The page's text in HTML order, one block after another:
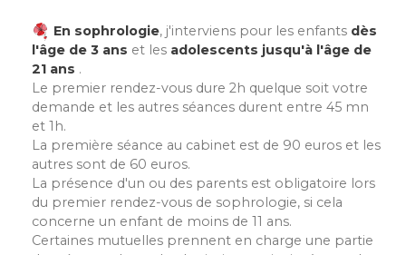
En sophrologie, j'interviens pour les enfants dès
l'âge de 3 ans et les adolescents jusqu'à l'âge de
21 ans .
Le premier rendez-vous dure 2h quelque soit votre
demande et les autres séances durent entre 45 mn
et 1h.
La première séance au cabinet est de 90 euros et les
autres sont de 60 euros.
La présence d'un ou des parents est obligatoire lors
du premier rendez-vous de sophrologie, si cela
concerne un enfant de moins de 11 ans.
Certaines mutuelles prennent en charge une partie